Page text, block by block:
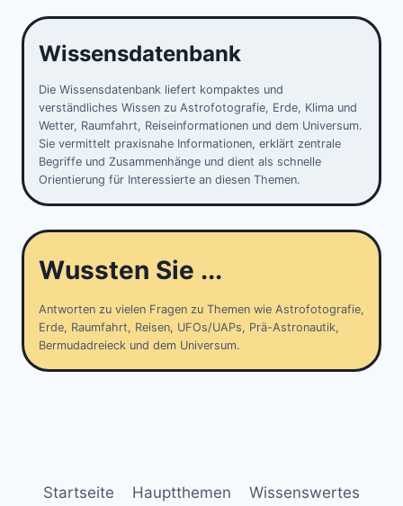
Wissensdatenbank
Die Wissensdatenbank liefert kompaktes und
verständliches Wissen zu Astrofotografie, Erde, Klima und
Wetter, Raumfahrt, Reiseinformationen und dem Universum.
Sie vermittelt praxisnahe Informationen, erklärt zentrale
Begriffe und Zusammenhänge und dient als schnelle
Orientierung für Interessierte an diesen Themen.
Wussten Sie ...
Antworten zu vielen Fragen zu Themen wie Astrofotografie,
Erde, Raumfahrt, Reisen, UFOs/UAPs, Prä-Astronautik,
Bermudadreieck und dem Universum.
Startseite Hauptthemen Wissenswertes